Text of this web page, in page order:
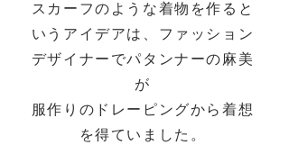
スカーフのような着物を作ると
いうアイデアは、ファッション
デザイナーでパタンナーの麻美
が
服作りのドレーピングから着想
を得ていました。